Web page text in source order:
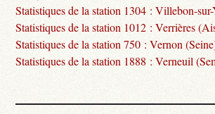
Statistiques de la station 1304 : Villebon-
Statistiques de la station 1012 : Verrières
Statistiques de la station 750 : Vernon
Statistiques de la station 1888 : Verneuil